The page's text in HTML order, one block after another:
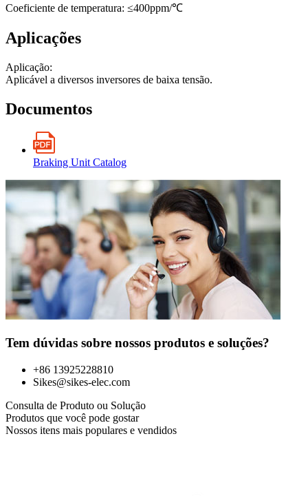
Coeficiente de temperatura: ≤400ppm/℃
Aplicações
Aplicação:
Aplicável a diversos inversores de baixa tensão.
Documentos
Braking Unit Catalog
Tem dúvidas sobre nossos produtos e soluções?
+86 13925228810
Sikes@sikes-elec.com
Consulta de Produto ou Solução
Produtos que você pode gostar
Nossos itens mais populares e vendidos